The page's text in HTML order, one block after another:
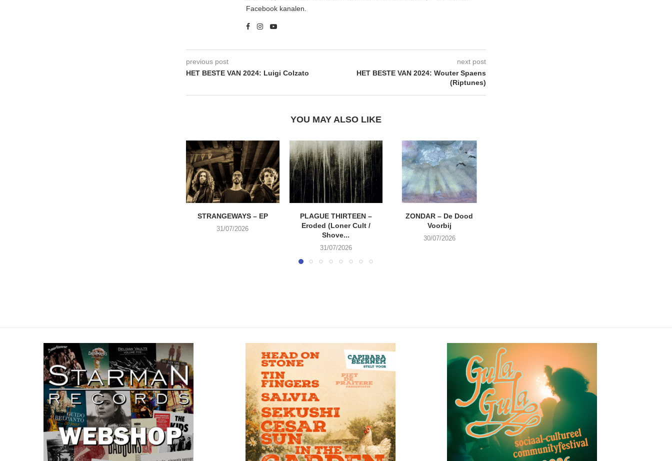
Facebook kanalen.
previous post
HET BESTE VAN 2024: Luigi Colzato
next post
HET BESTE VAN 2024: Wouter Spaens
(Riptunes)
YOU MAY ALSO LIKE
STRANGEWAYS – EP
31/07/2026
PLAGUE THIRTEEN –
Eroded (Loner Cult /
Shove...
31/07/2026
ZONDAR – De Dood
Voorbij
30/07/2026